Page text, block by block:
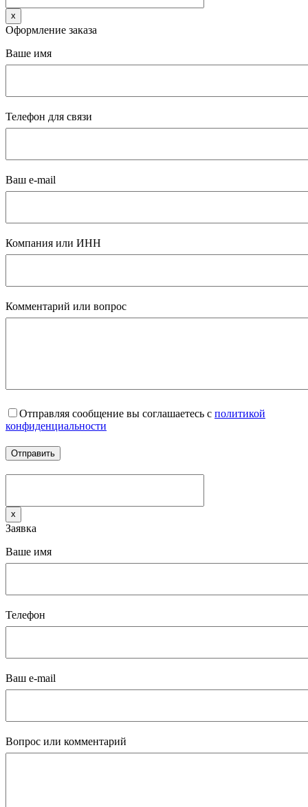
x
Оформление заказа
Ваше имя
Телефон для связи
Ваш e-mail
Компания или ИНН
Комментарий или вопрос
Отправляя сообщение вы соглашаетесь с политикой
конфиденциальности
x
Заявка
Ваше имя
Телефон
Ваш e-mail
Вопрос или комментарий